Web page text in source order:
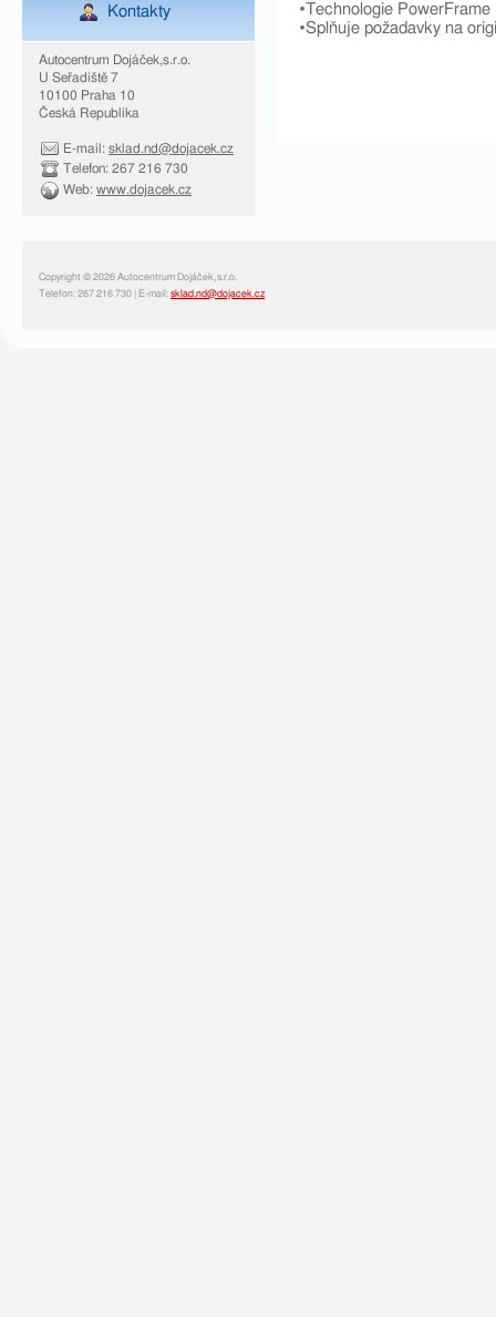
Kontakty
Autocentrum Dojáček,s.r.o.
U Seřadiště 7
10100 Praha 10
Česká Republika
E-mail: sklad.nd@dojacek.cz
Telefon: 267 216 730
Web: www.dojacek.cz
•Technologie PowerFrame
•Splňuje požadavky na
Copyright © 2026 Autocentrum Dojáček,s.r.o.
Telefon: 267 216 730 | E-mail: sklad.nd@dojacek.cz